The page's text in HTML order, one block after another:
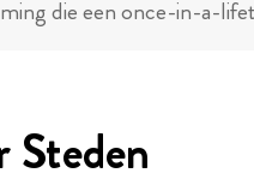
die een once-in-a-
Steden